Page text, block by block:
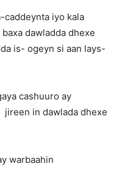
caddeynta iyo kala
dawladda dhexe
is- ogeyn si aan lays-
cashuuro ay
jireen in dawlada dhexe
warbaahin